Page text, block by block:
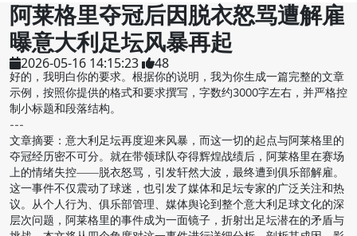
阿莱格里夺冠后因脱衣怒骂遭解雇
曝意大利足坛风暴再起
2026-05-16 14:15:23 48
好的，我明白你的要求。根据你的说明，我为你生成一篇完整的文章
示例，按照你提供的格式和要求撰写，字数约3000字左右，并严格控
制小标题和段落结构。
---
文章摘要：意大利足坛再度迎来风暴，而这一切的起点与阿莱格里的
夺冠经历密不可分。就在带领球队夺得辉煌战绩后，阿莱格里在赛场
上的情绪失控——脱衣怒骂，引发轩然大波，最终遭到俱乐部解雇。
这一事件不仅震动了球迷，也引发了媒体和足坛专家的广泛关注和热
议。从个人行为、俱乐部管理、媒体舆论到整个意大利足球文化的深
层次问题，阿莱格里的事件成为一面镜子，折射出足坛潜在的矛盾与